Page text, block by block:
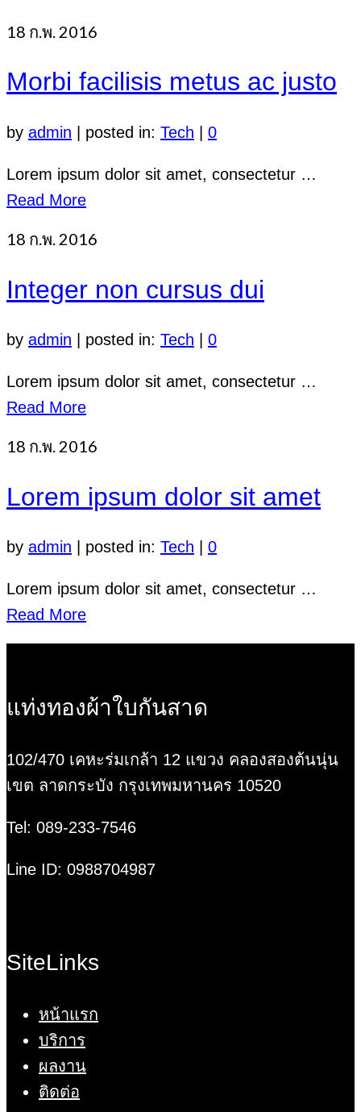
18 ก.พ. 2016
Morbi facilisis metus ac justo
by admin posted in: Tech 0
Lorem ipsum dolor sit amet, consectetur …
Read More
18 ก.พ. 2016
Integer non cursus dui
by admin posted in: Tech 0
Lorem ipsum dolor sit amet, consectetur …
Read More
18 ก.พ. 2016
Lorem ipsum dolor sit amet
by admin posted in: Tech 0
Lorem ipsum dolor sit amet, consectetur …
Read More
แท่งทองผ้าใบกันสาด
102/470 เคหะร่มเกล้า 12 แขวง คลองสองต้นนุ่น
เขต ลาดกระบัง กรุงเทพมหานคร 10520
Tel: 089-233-7546
Line ID: 0988704987
SiteLinks
หน้าแรก
บริการ
ผลงาน
ติดต่อ